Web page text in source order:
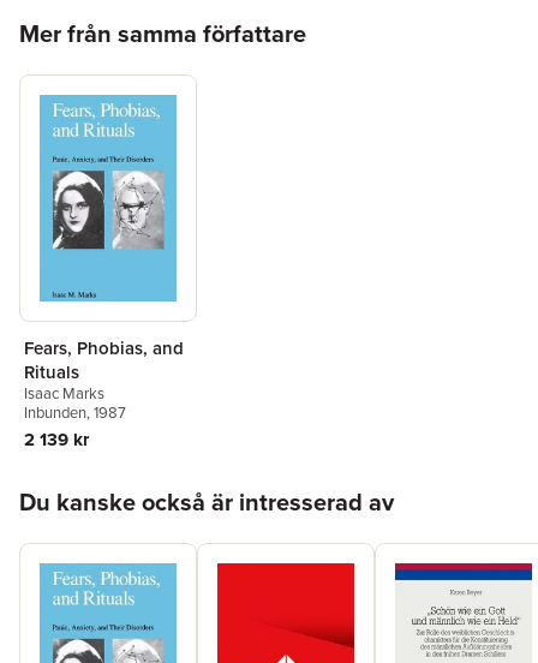
Mer från samma författare
Fears, Phobias, and
Rituals
Isaac Marks
Inbunden, 1987
2 139 kr
Du kanske också är intresserad av